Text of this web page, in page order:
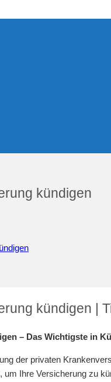
kündigen
kündigen |
– Das Wichtigste in
der privaten
um Ihre Versicherung zu